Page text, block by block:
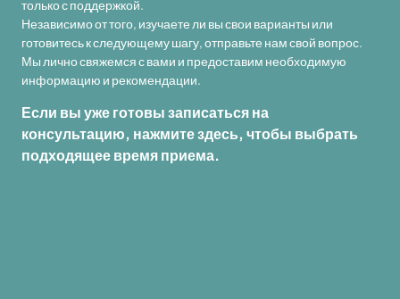
только с поддержкой.
Независимо от того, изучаете ли вы свои варианты или
готовитесь к следующему шагу, отправьте нам свой вопрос.
Мы лично свяжемся с вами и предоставим необходимую
информацию и рекомендации.
Если вы уже готовы записаться на
консультацию, нажмите здесь, чтобы выбрать
подходящее время приема.